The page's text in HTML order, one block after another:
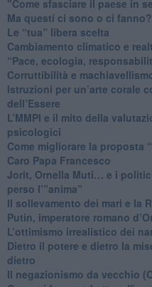
"Come sfasciare il paese in
​Ma questi ci sono o ci fanno?
​Le “tua” libera scelta
Cambiamento climatico e
“Pace, ecologia,
​Corruttibilità e
Istruzioni per un’arte corale
dell’Essere
​L’MMPI e il mito della
psicologici
Come migliorare la proposta
Caro Papa Francesco
​Jorit, Ornella Muti… e i
perso l’”anima”
​Il sollevamento dei mari e la
Putin, imperatore romano
​L’ottimismo irrealistico dei
​Dietro il potere e dietro la
dietro
Il negazionismo da vecchio